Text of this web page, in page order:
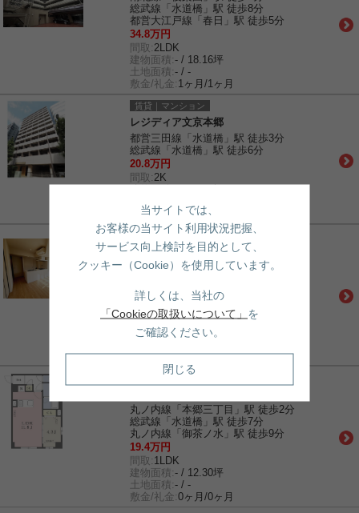
総武線「水道橋」駅 徒歩8分
都営大江戸線「春日」駅 徒歩5分
34.8万円
間取: 2LDK
建物面積:- / 18.16坪
土地面積:- / -
敷金/礼金: 1ヶ月/1ヶ月
賃貸｜マンション
レジディア文京本郷
都営三田線「水道橋」駅 徒歩3分
総武線「水道橋」駅 徒歩6分
20.8万円
間取: 2K
敷金/礼金: 1ヶ月/0ヶ月
賃貸｜マンション
プライムメゾン本郷
都営三田線「春日」駅 徒歩3分
南北線「後楽園」駅 徒歩6分
間取:1LDK
建物面積:- / 13.84坪
敷金/礼金:1ヶ月/1ヶ月
賃貸｜マンション
丸ノ内線「本郷三丁目」駅 徒歩2分
総武線「水道橋」駅 徒歩7分
丸ノ内線「御茶ノ水」駅 徒歩9分
19.4万円
間取: 1LDK
建物面積:- / 12.30坪
土地面積:- / -
敷金/礼金:0ヶ月/0ヶ月
当サイトでは、
お客様の当サイト利用状況把握、
サービス向上検討を目的として、
クッキー（Cookie）を使用しています。
詳しくは、当社の
「Cookieの取扱いについて」 を
ご確認ください。
閉じる